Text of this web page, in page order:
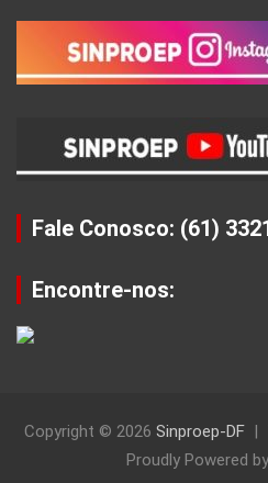
Fale Conosco: (61)
Encontre-nos:
Copyright © 2026 Sinproep-DF
Proudly Powered